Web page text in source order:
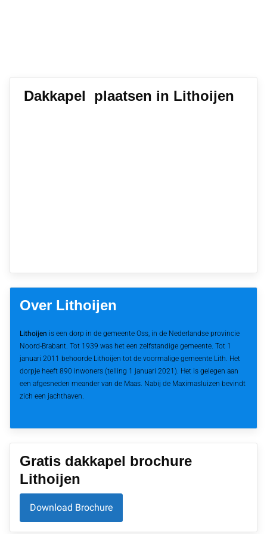
Dakkapel plaatsen in Lithoijen
Over Lithoijen
Lithoijen is een dorp in de gemeente Oss, in de Nederlandse provincie
Noord-Brabant. Tot 1939 was het een zelfstandige gemeente. Tot 1
januari 2011 behoorde Lithoijen tot de voormalige gemeente Lith. Het
dorpje heeft 890 inwoners (telling 1 januari 2021). Het is gelegen aan
een afgesneden meander van de Maas. Nabij de Maximasluizen bevindt
zich een jachthaven.
Gratis dakkapel brochure
Lithoijen
Download Brochure